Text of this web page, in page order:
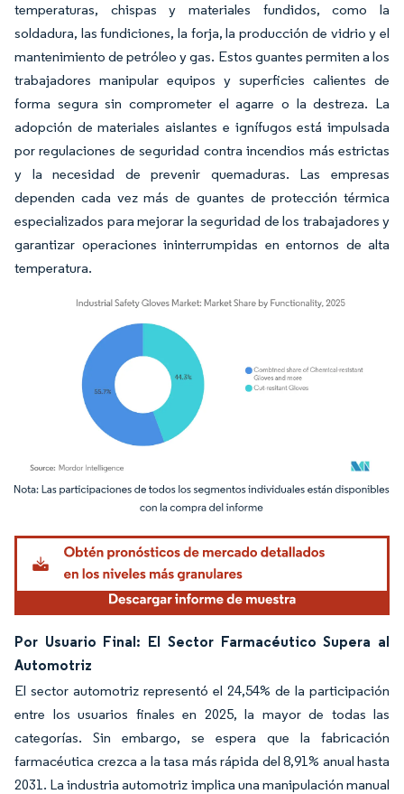
temperaturas, chispas y materiales fundidos, como la
soldadura, las fundiciones, la forja, la producción de vidrio y el
mantenimiento de petróleo y gas. Estos guantes permiten a los
trabajadores manipular equipos y superficies calientes de
forma segura sin comprometer el agarre o la destreza. La
adopción de materiales aislantes e ignífugos está impulsada
por regulaciones de seguridad contra incendios más estrictas
y la necesidad de prevenir quemaduras. Las empresas
dependen cada vez más de guantes de protección térmica
especializados para mejorar la seguridad de los trabajadores y
garantizar operaciones ininterrumpidas en entornos de alta
temperatura.
Imagen © Mordor Intelligence. El uso requiere atribución según CC BY 4.0.
Por Usuario Final: El Sector Farmacéutico Supera al
Automotriz
El sector automotriz representó el 24,54% de la participación
entre los usuarios finales en 2025, la mayor de todas las
categorías. Sin embargo, se espera que la fabricación
farmacéutica crezca a la tasa más rápida del 8,91% anual hasta
2031. La industria automotriz implica una manipulación manual